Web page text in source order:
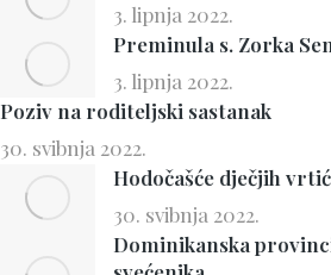
3. lipnja 2022.
Preminula s. Zorka
3. lipnja 2022.
Poziv na roditeljski sastanak
30. svibnja 2022.
Hodočašće dječjih
30. svibnja 2022.
Dominikanska